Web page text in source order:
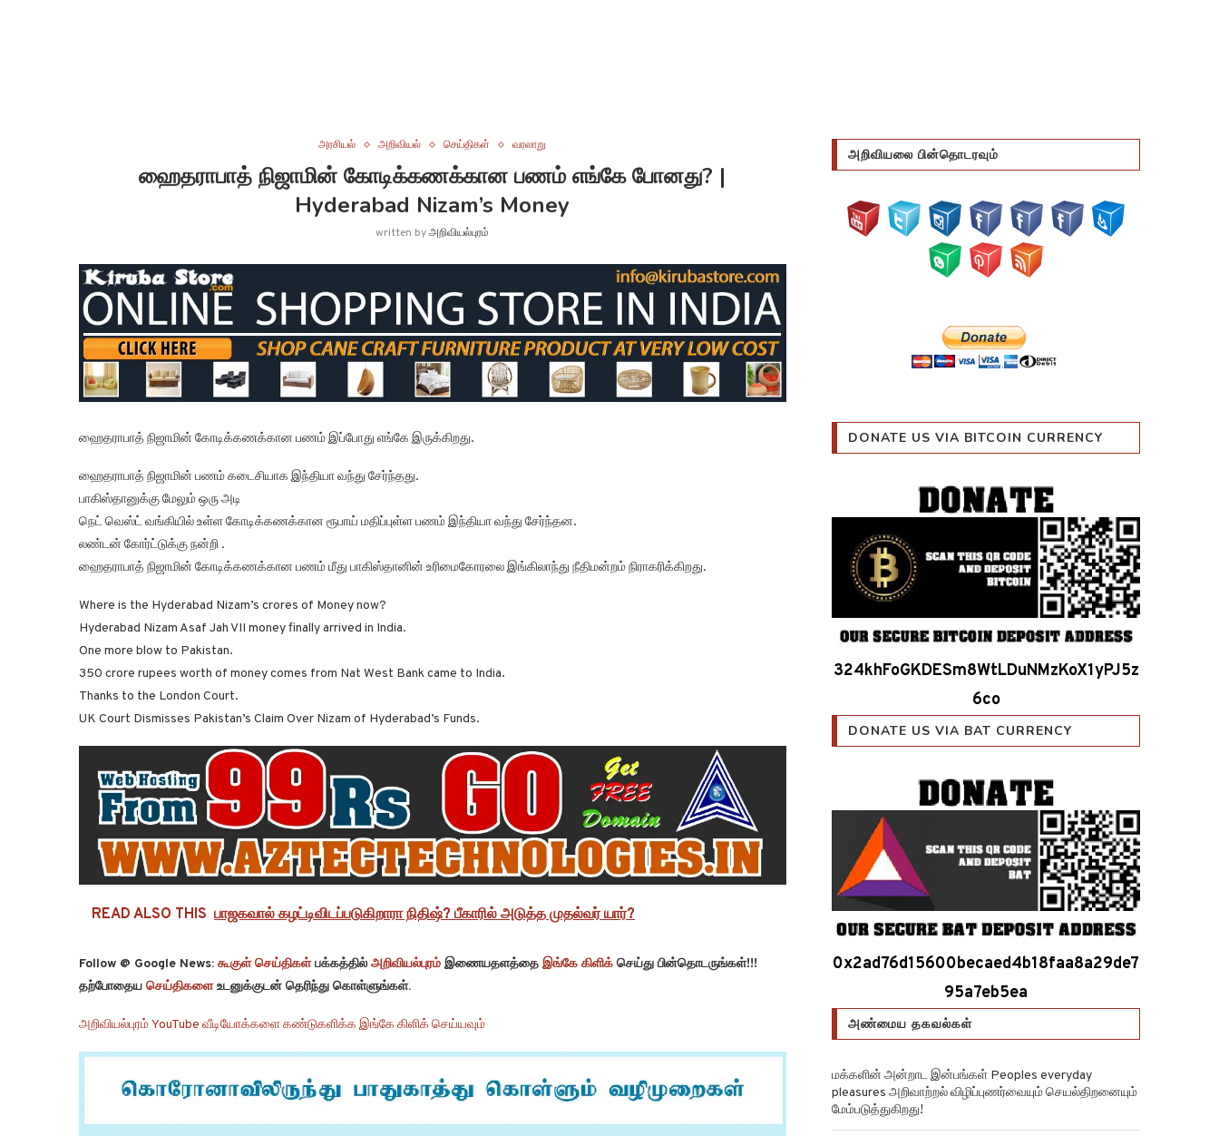
அரசியல் அறிவியல் செய்திகள் வரலாறு
ஹைதராபாத் நிஜாமின் கோடிக்கணக்கான பணம் எங்கே போனது? |
Hyderabad Nizam’s Money
written byஅறிவியல்புரம்
ஹைதராபாத் நிஜாமின் கோடிக்கணக்கான பணம் இப்போது எங்கே இருக்கிறது.
ஹைதராபாத் நிஜாமின் பணம் கடைசியாக இந்தியா வந்து சேர்ந்தது.
பாகிஸ்தானுக்கு மேலும் ஒரு அடி
நெட் வெஸ்ட் வங்கியில் உள்ள கோடிக்கணக்கான ரூபாய் மதிப்புள்ள பணம் இந்தியா வந்து சேர்ந்தன.
லண்டன் கோர்ட்டுக்கு நன்றி .
ஹைதராபாத் நிஜாமின் கோடிக்கணக்கான பணம் மீது பாகிஸ்தானின் உரிமைகோரலை இங்கிலாந்து நீதிமன்றம் நிராகரிக்கிறது.
Where is the Hyderabad Nizam’s crores of Money now?
Hyderabad Nizam Asaf Jah VII money finally arrived in India.
One more blow to Pakistan.
350 crore rupees worth of money comes from Nat West Bank came to India.
Thanks to the London Court.
UK Court Dismisses Pakistan’s Claim Over Nizam of Hyderabad’s Funds.
READ ALSO THIS பாஜகவால் கழட்டிவிடப்படுகிறாரா நிதிஷ்? பீகாரில் அடுத்த முதல்வர் யார்?
Follow @ Google News: கூகுள் செய்திகள்பக்கத்தில் அறிவியல்புரம் இணையதளத்தை இங்கே கிளிக் செய்து பின்தொடருங்கள்!!!
தற்போதைய செய்திகளைஉடனுக்குடன் தெரிந்து கொள்ளுங்கள்.
அறிவியல்புரம் YouTube வீடியோக்களை கண்டுகளிக்க இங்கே கிளிக் செய்யவும்
அறிவியலை பின்தொடரவும்
DONATE US VIA BITCOIN CURRENCY
324khFoGKDESm8WtLDuNMzKoX1yPJ5z
6co
DONATE US VIA BAT CURRENCY
0x2ad76d15600becaed4b18faa8a29de7
95a7eb5ea
அண்மைய தகவல்கள்
மக்களின் அன்றாட இன்பங்கள் Peoples everyday
pleasures அறிவாற்றல் விழிப்புணர்வையும் செயல்திறனையும்
மேம்படுத்துகிறது!